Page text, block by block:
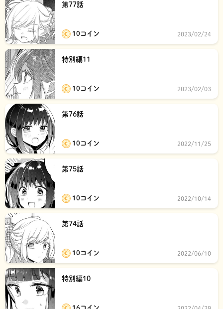
第77話
10コイン 2023/02/24
特別編11
10コイン 2023/02/03
第76話
10コイン 2022/11/25
第75話
10コイン 2022/10/14
第74話
10コイン 2022/06/10
特別編10
16コイン